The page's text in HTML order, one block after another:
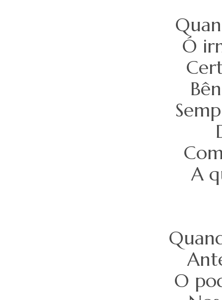
Ó
A
O